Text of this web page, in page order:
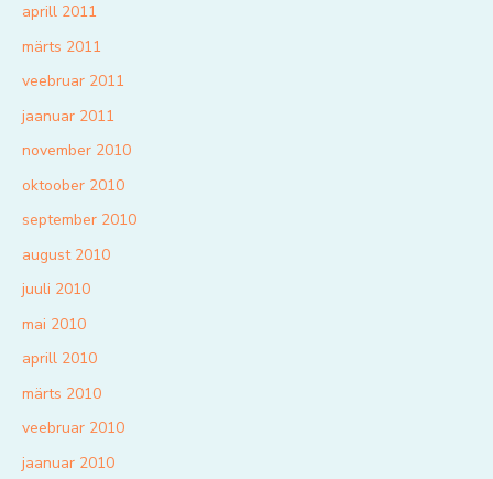
aprill 2011
märts 2011
veebruar 2011
jaanuar 2011
november 2010
oktoober 2010
september 2010
august 2010
juuli 2010
mai 2010
aprill 2010
märts 2010
veebruar 2010
jaanuar 2010